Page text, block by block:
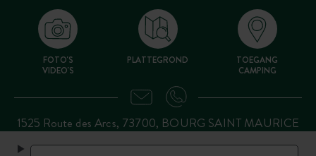
FOTO'S
VIDEO'S
PLATTEGROND
TOEGANG
CAMPING
1525 Route des Arcs, 73700, BOURG SAINT MAURICE